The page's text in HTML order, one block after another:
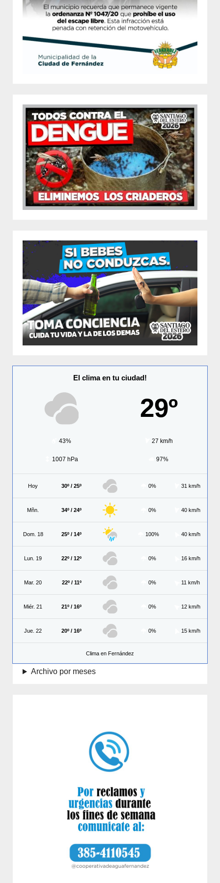
El clima en tu ciudad!
29º
43% 27 km/h
1007 hPa 97%
Hoy 30º / 25º 0% 31 km/h
Mñn. 34º / 24º 0% 40 km/h
Dom. 18 25º / 14º 100% 40 km/h
Lun. 19 22º / 12º 0% 16 km/h
Mar. 20 22º / 11º 0% 11 km/h
Miér. 21 21º / 16º 0% 12 km/h
Jue. 22 20º / 16º 0% 15 km/h
Clima en Fernández
Archivo por meses